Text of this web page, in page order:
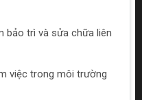
bảo trì và sửa chữa liên
việc trong môi trường